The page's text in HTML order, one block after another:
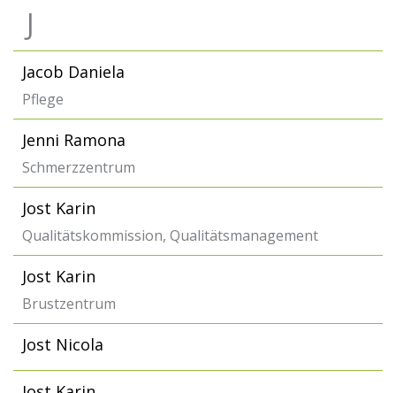
J
Jacob Daniela
Pflege
Jenni Ramona
Schmerzzentrum
Jost Karin
Qualitätskommission, Qualitätsmanagement
Jost Karin
Brustzentrum
Jost Nicola